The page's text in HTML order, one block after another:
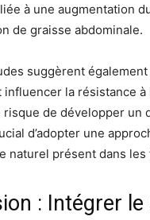
à une augmentation
de graisse abdominale.
suggèrent
la résistance à
de développer un
d’adopter une
naturel présent dans les
: Intégrer le